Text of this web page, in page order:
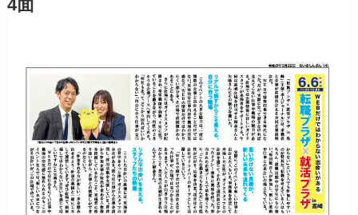
4面